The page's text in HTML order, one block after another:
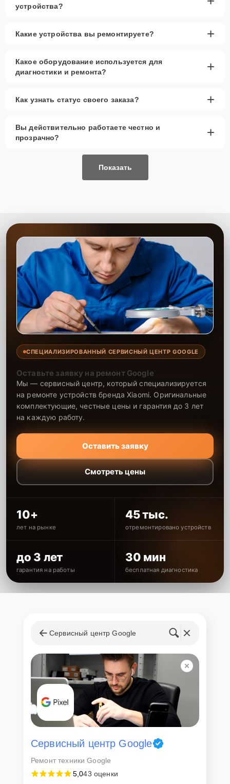
устройства?
Какие устройства вы ремонтируете? +
Какое оборудование используется для
диагностики и ремонта?
+
Как узнать статус своего заказа? +
Вы действительно работаете честно и
прозрачно?
+
Показать
СПЕЦИАЛИЗИРОВАННЫЙ СЕРВИСНЫЙ ЦЕНТР GOOGLE
Оставьте заявку на ремонт Google
Мы — сервисный центр, который специализируется
на ремонте устройств бренда Xiaomi. Оригинальные
комплектующие, честные цены и гарантия до 3 лет
на каждую работу.
Оставить заявку
Смотреть цены
10+
лет на рынке
45 тыс.
отремонтировано устройств
до 3 лет
гарантия на работы
30 мин
бесплатная диагностика
Сервисный центр Google
Сервисный центр Google
Ремонт техники Google
5,043 оценки